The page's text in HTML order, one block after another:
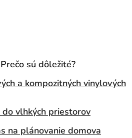
sú dôležité?
a kompozitných vinylových
vlhkých priestorov
na plánovanie domova